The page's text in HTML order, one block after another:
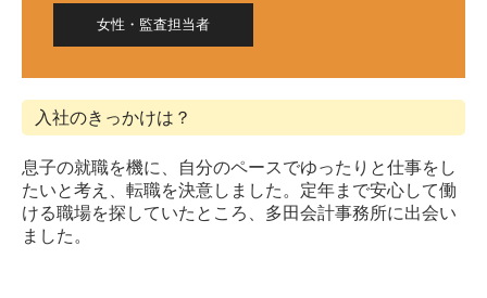
女性・監査担当者
入社のきっかけは？
息子の就職を機に、自分のペースでゆったりと仕事をし
たいと考え、転職を決意しました。定年まで安心して働
ける職場を探していたところ、多田会計事務所に出会い
ました。